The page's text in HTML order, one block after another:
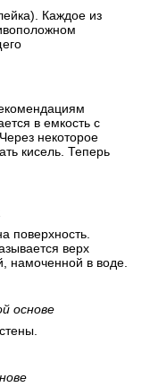
Каждое из
в емкость с
некоторое
кисель. Теперь
поверхность.
верх
намоченной в воде.
основе